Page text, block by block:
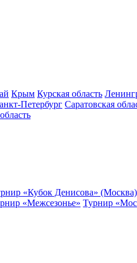
Крым Курская область
Петербург Саратовская
«Кубок Денисова» (Москва)
«Межсезонье» Турнир